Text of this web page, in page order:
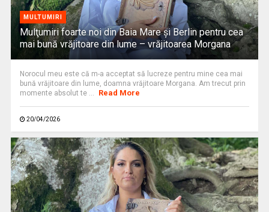
MULTUMIRI
Mulţumiri foarte noi din Baia Mare și Berlin pentru cea
mai bună vrăjitoare din lume – vrăjitoarea Morgana
Norocul meu este că m-a acceptat să lucreze pentru mine cea mai
bună vrăjitoare din lume, doamna vrăjitoare Morgana. Am trecut prin
momente absolut te ...
Read More
20/04/2026